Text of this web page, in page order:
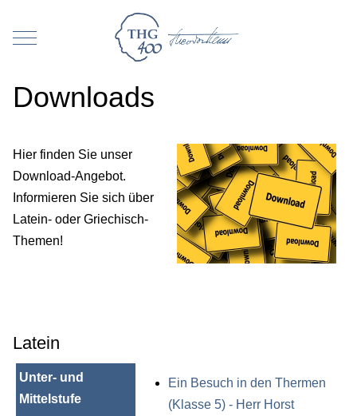
Mobile Menu Toggle
Downloads
Hier finden Sie unser
Download-Angebot.
Informieren Sie sich über
Latein- oder Griechisch-
Themen!
Latein
Unter- und
Mittelstufe
Ein Besuch in den Thermen
(Klasse 5) - Herr Horst